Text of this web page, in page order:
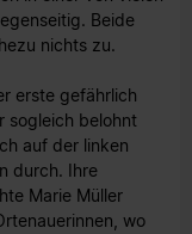
Beide
nichts zu.
erste gefährlich
sogleich belohnt
auf der linken
durch. Ihre
Marie Müller
wo